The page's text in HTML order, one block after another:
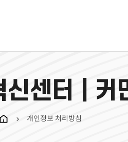
센터 | 커
chevron_right 개인정보 처리방침